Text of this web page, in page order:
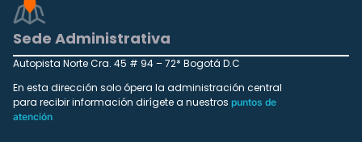
Sede Administrativa
Autopista Norte Cra. 45 # 94 – 72* Bogotá D.C
En esta dirección solo ópera la administración central
para recibir información dirígete a nuestros puntos de
atención